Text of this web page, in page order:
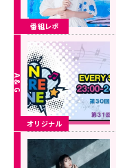
番組レポ
オリジナル